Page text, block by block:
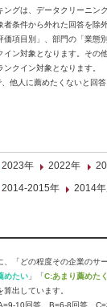
グは、データクリーニン
条件から外れた回答を除
項目別」、部門の「業態
イン対象となります。その
クイン対象となります。
他人に薦めたくないと回
2023年 2022年
2014-2015年 2014
、「どの程度その企業のサ
めたい 」「C:あまり薦めた
出しています。
10回答、B=6-8回答、